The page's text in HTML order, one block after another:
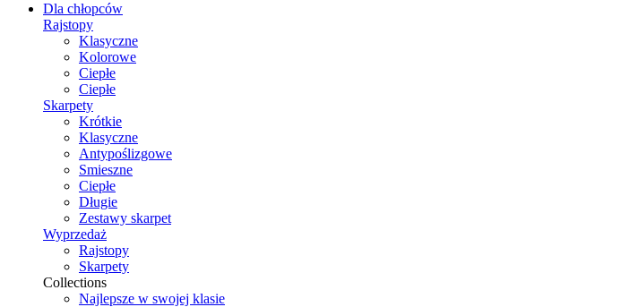
Dla chłopców
Rajstopy
Klasyczne
Kolorowe
Ciepłe
Ciepłe
Skarpety
Krótkie
Klasyczne
Antypoślizgowe
Smieszne
Ciepłe
Długie
Zestawy skarpet
Wyprzedaż
Rajstopy
Skarpety
Collections
Najlepsze w swojej klasie